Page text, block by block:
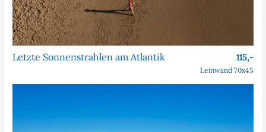
Letzte Sonnenstrahlen am Atlantik 115,-
Leinwand 70x45